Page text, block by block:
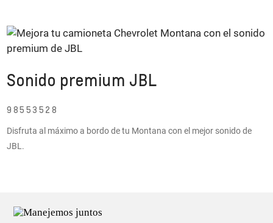
Sonido premium JBL
98553528
Disfruta al máximo a bordo de tu Montana con el mejor sonido de
JBL.